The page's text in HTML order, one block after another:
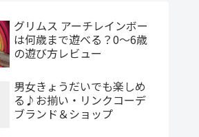
グリムス アーチレインボー
は何歳まで遊べる？0〜6歳
の遊び方レビュー
男女きょうだいでも楽しめ
る♪お揃い・リンクコーデ
ブランド＆ショップ